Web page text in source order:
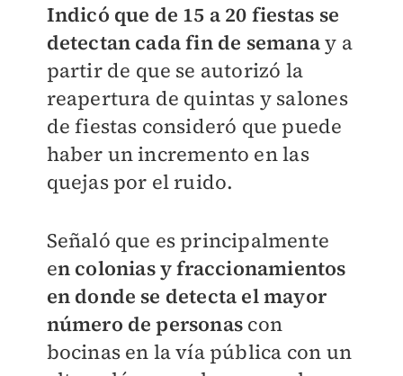
Indicó que de 15 a 20 fiestas se
detectan cada fin de semanay a
partir de que se autorizó la
reapertura de quintas y salones
de fiestas consideró que puede
haber un incremento en las
quejas por el ruido.
Señaló que es principalmente
en colonias y fraccionamientos
en donde se detecta el mayor
número de personas con
bocinas en la vía pública con un